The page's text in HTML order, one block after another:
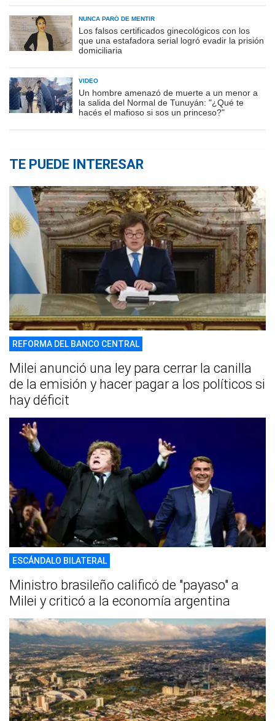
NUNCA PARÓ DE MENTIR
Los falsos certificados ginecológicos con los
que una estafadora serial logró evadir la prisión
domiciliaria
VIDEO
Un hombre amenazó de muerte a un menor a
la salida del Normal de Tunuyán: "¿Qué te
hacés el mafioso si sos un princeso?"
TE PUEDE INTERESAR
REFORMA DEL BANCO CENTRAL
Milei anunció una ley para cerrar la canilla
de la emisión y hacer pagar a los políticos si
hay déficit
ESCÁNDALO BILATERAL
Ministro brasileño calificó de "payaso" a
Milei y criticó a la economía argentina